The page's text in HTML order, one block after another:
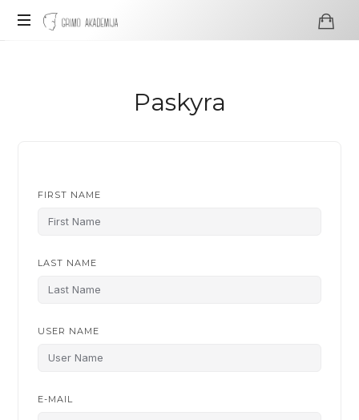
Grimo
Paskyra
FIRST NAME
LAST NAME
USER NAME
E-MAIL